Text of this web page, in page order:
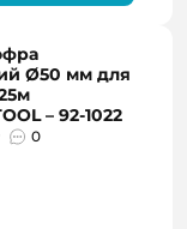
Ø50 мм для
– 92-1022
0